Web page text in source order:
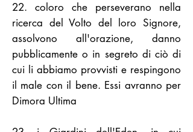
22. coloro che perseverano nella
ricerca del Volto del loro Signore,
assolvono all'orazione, danno
pubblicamente o in segreto di ciò di
cui li abbiamo provvisti e respingono
il male con il bene. Essi avranno per
Dimora Ultima